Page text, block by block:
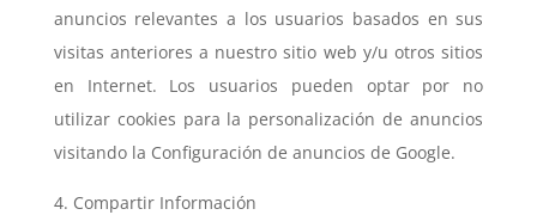
anuncios relevantes a los usuarios basados en sus
visitas anteriores a nuestro sitio web y/u otros sitios
en Internet. Los usuarios pueden optar por no
utilizar cookies para la personalización de anuncios
visitando la Configuración de anuncios de Google.
4. Compartir Información